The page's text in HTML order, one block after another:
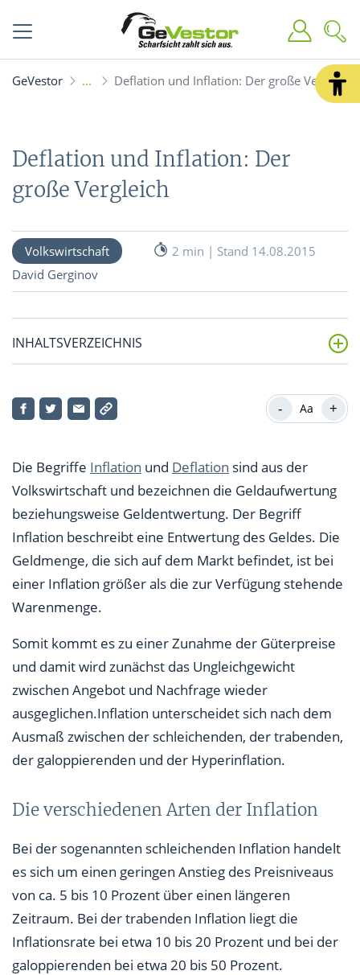
GeVestor Deflation und Inflation: Der große Vergleich
Deflation und Inflation: Der
große Vergleich
Volkswirtschaft
2 min | Stand 14.08.2015
David Gerginov
INHALTSVERZEICHNIS
Deflation: Was ist das?
Die Gefährdung der Volkswirtschaft durch Deflation
und Inflation
- Aa +
Die Begriffe Inflation und Deflation sind aus der
Volkswirtschaft und bezeichnen die Geldaufwertung
beziehungsweise Geldentwertung. Der Begriff
Inflation beschreibt eine Entwertung des Geldes. Die
Geldmenge, die sich auf dem Markt befindet, ist bei
einer Inflation größer als die zur Verfügung stehende
Warenmenge.
Somit kommt es zu einer Zunahme der Güterpreise
und damit wird zunächst das Ungleichgewicht
zwischen Angebot und Nachfrage wieder
ausgeglichen.Inflation unterscheidet sich nach dem
Ausmaß zwischen der schleichenden, der trabenden,
der galoppierenden und der Hyperinflation.
Die verschiedenen Arten der Inflation
Bei der sogenannten schleichenden Inflation handelt
es sich um einen geringen Anstieg des Preisniveaus
von ca. 5 bis 10 Prozent über einen längeren
Zeitraum. Bei der trabenden Inflation liegt die
Inflationsrate bei etwa 10 bis 20 Prozent und bei der
galoppierenden bei etwa 20 bis 50 Prozent.